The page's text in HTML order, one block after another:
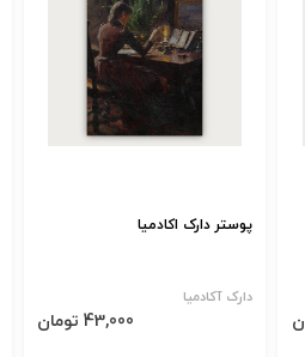
پوستر دارک اکادمیا
دارک آکادمیا
43,000 تومان